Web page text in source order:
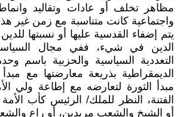
مظاهر تخلف أو عادات وتقاليد
واجتماعية كانت متناسبة مع زمن غير
يتم إضفاء القدسية عليها أو نسبتها
الدين في شيء، ففي مجال
التعددية السياسية والحزبية باسم
الديمقراطية بذريعة معارضتها مع
مبدأ الثورة لتعارضه مع إطاعة ولي
الفتنة، النظر للملك/ الرئيس كأب الأمة
أو الشيخ والشعب مريدين، أو راع